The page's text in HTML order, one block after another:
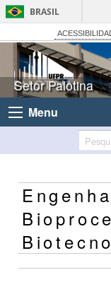
BRASIL
Setor Palotina
Menu